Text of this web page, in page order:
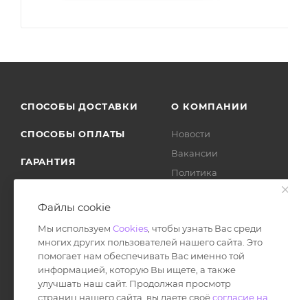
СПОСОБЫ ДОСТАВКИ
СПОСОБЫ ОПЛАТЫ
ГАРАНТИЯ
О КОМПАНИИ
Новости
Вакансии
Политика
Файлы cookie
Мы используем Cookies , чтобы узнать Вас среди
многих других пользователей нашего сайта. Это
помогает нам обеспечивать Вас именно той
информацией, которую Вы ищете, а также
улучшать наш сайт. Продолжая просмотр
страниц нашего сайта, вы даете своёсогласие на